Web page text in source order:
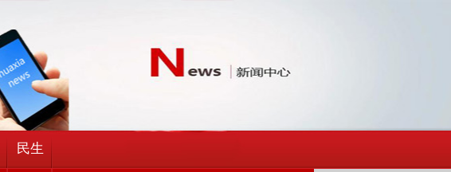
民生